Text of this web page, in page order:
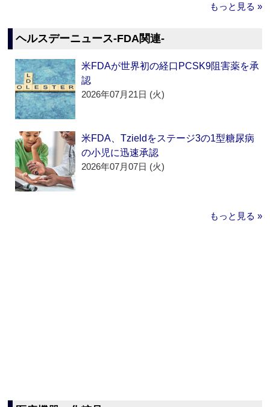
もっと見る »
ヘルスデーニュース‐FDA関連‐
米FDAが世界初の経口PCSK9阻害薬を承
認
2026年07月21日 (火)
米FDA、Tzieldをステージ3の1型糖尿病
の小児に迅速承認
2026年07月07日 (火)
もっと見る »